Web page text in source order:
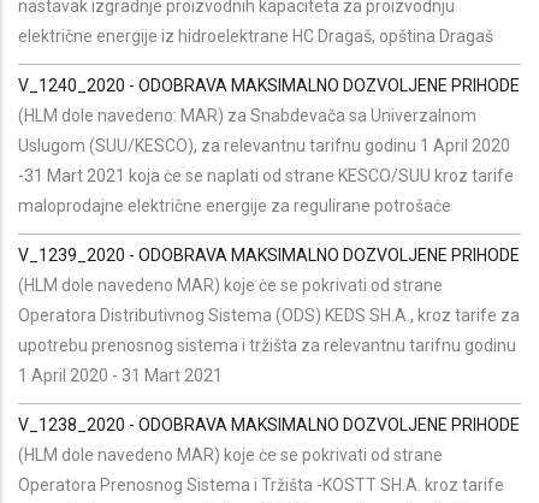
nastavak izgradnje proizvodnih kapaciteta za proizvodnju
električne energije iz hidroelektrane HC Dragaš, opština Dragaš
V_1240_2020 - ODOBRAVA MAKSIMALNO DOZVOLJENE PRIHODE
(HLM dole navedeno: MAR) za Snabdevača sa Univerzalnom
Uslugom (SUU/KESCO), za relevantnu tarifnu godinu 1 April 2020
-31 Mart 2021 koja ċe se naplati od strane KESCO/SUU kroz tarife
maloprodajne električne energije za regulirane potrošaċe
V_1239_2020 - ODOBRAVA MAKSIMALNO DOZVOLJENE PRIHODE
(HLM dole navedeno MAR) koje ċe se pokrivati od strane
Operatora Distributivnog Sistema (ODS) KEDS SH.A., kroz tarife za
upotrebu prenosnog sistema i tržišta za relevantnu tarifnu godinu
1 April 2020 - 31 Mart 2021
V_1238_2020 - ODOBRAVA MAKSIMALNO DOZVOLJENE PRIHODE
(HLM dole navedeno MAR) koje ċe se pokrivati od strane
Operatora Prenosnog Sistema i Tržišta -KOSTT SH.A. kroz tarife